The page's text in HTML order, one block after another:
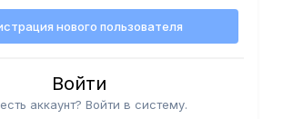
нового пользователя
Войти
аккаунт? Войти в систему.